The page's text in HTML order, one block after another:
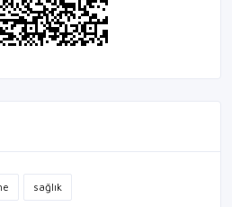
sağlık